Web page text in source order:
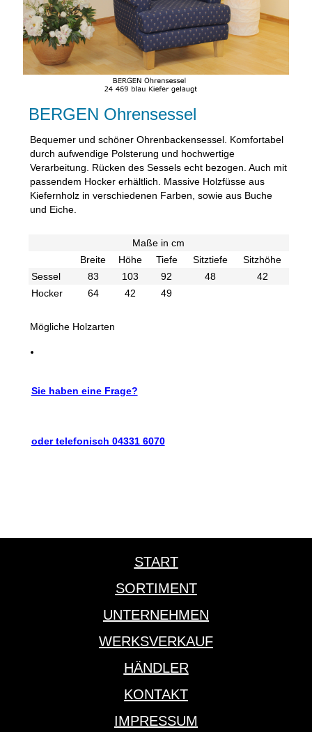
BERGEN Ohrensessel
Bequemer und schöner Ohrenbackensessel. Komfortabel
durch aufwendige Polsterung und hochwertige
Verarbeitung. Rücken des Sessels echt bezogen. Auch mit
passendem Hocker erhältlich. Massive Holzfüsse aus
Kiefernholz in verschiedenen Farben, sowie aus Buche
und Eiche.
Maße in cm
Breite
Höhe Tiefe Sitztiefe
Sitzhöhe
Sessel
83 103 92 48
42
Hocker
64 42 49
Mögliche Holzarten
Sie haben eine Frage?
oder telefonisch 04331 6070
START
SORTIMENT
UNTERNEHMEN
WERKSVERKAUF
HÄNDLER
KONTAKT
IMPRESSUM